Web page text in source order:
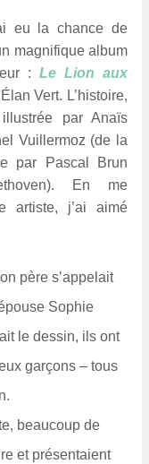
eu la chance de
magnifique album
: Le Lion aux
Vert. L’histoire,
par Anaïs
Vuillermoz (de la
par Pascal Brun
En me
artiste, j’ai aimé
père s’appelait
Sophie
le dessin, ils ont
garçons – tous
beaucoup de
et présentaient